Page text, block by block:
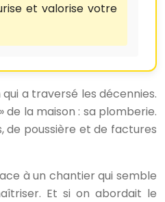
et valorise votre
a traversé les décennies.
la maison : sa plomberie.
de poussière et de factures
à un chantier qui semble
Et si on abordait le